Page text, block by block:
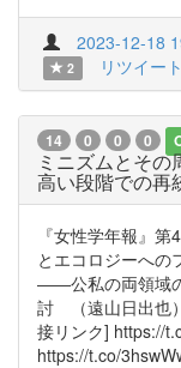
2023-12-18
2
リツイー
14 0 0 0
ミニズムとそ
高い段階での再
『女性学年報』
とエコロジーへの
――公私の両領域
討 （遠山日出也
接リンク] https://
https://t.co/